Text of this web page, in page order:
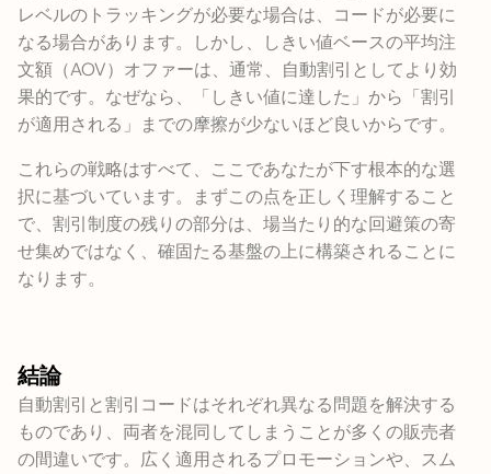
レベルのトラッキングが必要な場合は、コードが必要に
なる場合があります。しかし、しきい値ベースの平均注
文額（AOV）オファーは、通常、自動割引としてより効
果的です。なぜなら、「しきい値に達した」から「割引
が適用される」までの摩擦が少ないほど良いからです。
これらの戦略はすべて、ここであなたが下す根本的な選
択に基づいています。まずこの点を正しく理解すること
で、割引制度の残りの部分は、場当たり的な回避策の寄
せ集めではなく、確固たる基盤の上に構築されることに
なります。
結論
自動割引と割引コードはそれぞれ異なる問題を解決する
ものであり、両者を混同してしまうことが多くの販売者
の間違いです。広く適用されるプロモーションや、スム